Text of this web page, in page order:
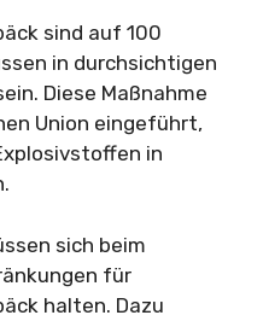
sind auf 100
in durchsichtigen
Diese Maßnahme
Union eingeführt,
in
sich beim
für
halten. Dazu